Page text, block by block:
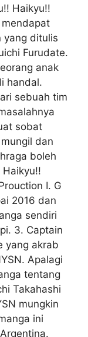
Haikyu!!
yang ditulis
Furudate.
anak
handal.
sebuah tim
sobat
dan
boleh
I. G
2016 dan
sendiri
3. Captain
yang akrab
Apalagi
tentang
Takahashi
mungkin
ini